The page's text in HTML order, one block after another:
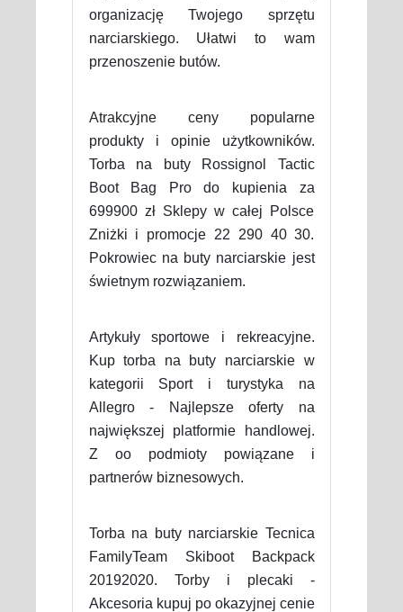
organizację Twojego sprzętu
narciarskiego. Ułatwi to wam
przenoszenie butów.
Atrakcyjne ceny popularne
produkty i opinie użytkowników.
Torba na buty Rossignol Tactic
Boot Bag Pro do kupienia za
699900 zł Sklepy w całej Polsce
Zniżki i promocje 22 290 40 30.
Pokrowiec na buty narciarskie jest
świetnym rozwiązaniem.
Artykuły sportowe i rekreacyjne.
Kup torba na buty narciarskie w
kategorii Sport i turystyka na
Allegro - Najlepsze oferty na
największej platformie handlowej.
Z oo podmioty powiązane i
partnerów biznesowych.
Torba na buty narciarskie Tecnica
FamilyTeam Skiboot Backpack
20192020. Torby i plecaki -
Akcesoria kupuj po okazyjnej cenie